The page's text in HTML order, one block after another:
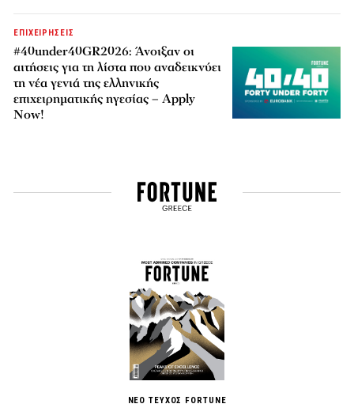
ΕΠΙΧΕΙΡΗΣΕΙΣ
#40under40GR2026: Άνοιξαν οι
αιτήσεις για τη λίστα που αναδεικνύει
τη νέα γενιά της ελληνικής
επιχειρηματικής ηγεσίας – Apply
Now!
ΝΕΟ ΤΕΥΧΟΣ FORTUNE